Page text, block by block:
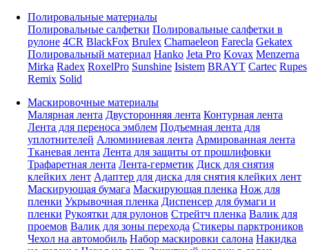
Полировальные материалы
Полировальные салфетки Полировальные салфетки в
рулоне 4CR BlackFox Brulex Chamaeleon Farecla Gekatex
Полировальный материал Hanko Jeta Pro Kovax Menzerna
Mirka Radex RoxelPro Sunshine Isistem BRAYT Cartec Rupes
Remix Solid
Маскировочные материалы
Малярная лента Двусторонняя лента Контурная лента
Лента для переноса эмблем Подъемная лента для
уплотнителей Алюминиевая лента Армированная лента
Тканевая лента Лента для защиты от прошлифовки
Трафаретная лента Лента-герметик Диск для снятия
клейких лент Адаптер для диска для снятия клейких лент
Маскирующая бумага Маскирующая пленка Нож для
пленки Укрывочная пленка Диспенсер для бумаги и
пленки Рукоятки для рулонов Стрейтч пленка Валик для
проемов Валик для зоны перехода Стикеры парктроников
Чехол на автомобиль Набор маскировки салона Накидка